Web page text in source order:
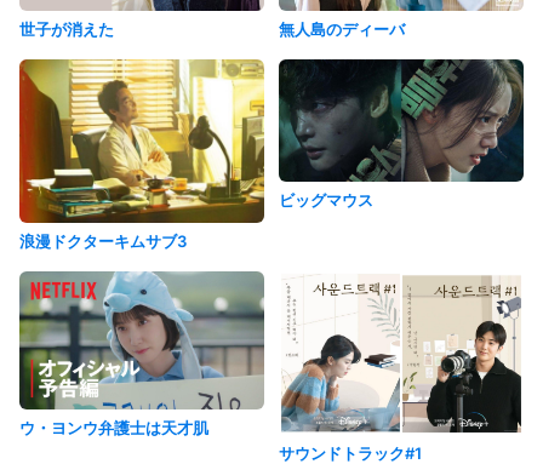
世子が消えた 無人島のディーバ
浪漫ドクターキムサブ3
ビッグマウス
ウ・ヨンウ弁護士は天才肌
サウンドトラック#1